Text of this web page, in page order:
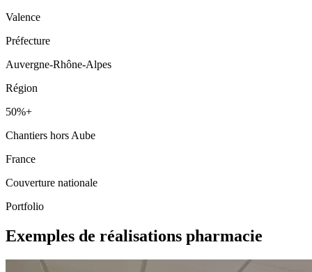
Valence
Préfecture
Auvergne-Rhône-Alpes
Région
50%+
Chantiers hors Aube
France
Couverture nationale
Portfolio
Exemples de réalisations pharmacie